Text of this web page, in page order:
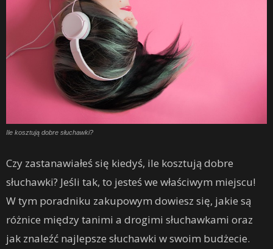
Ile kosztują dobre słuchawki?
Czy zastanawiałeś się kiedyś, ile kosztują dobre
słuchawki? Jeśli tak, to jesteś we właściwym miejscu!
W tym poradniku zakupowym dowiesz się, jakie są
różnice między tanimi a drogimi słuchawkami oraz
jak znaleźć najlepsze słuchawki w swoim budżecie.